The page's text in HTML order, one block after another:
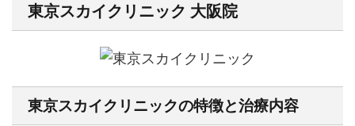
東京スカイクリニック 大阪院
東京スカイクリニックの特徴と治療内容